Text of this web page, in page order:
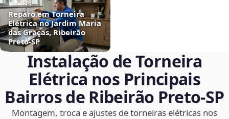
Reparo em Torneira
Elétrica no Jardim Maria
das Graças, Ribeirão
Preto‑SP
Instalação de Torneira
Elétrica nos Principais
Bairros de Ribeirão Preto‑SP
Montagem, troca e ajustes de torneiras elétricas nos